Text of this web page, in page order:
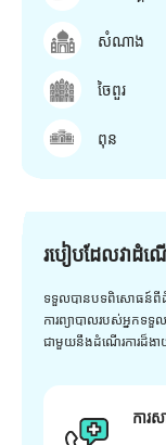
សំណាង
ចៃពួរ
ពុន
របៀបដែលវាដំណ
ទទួលបានបទពិសោធន៍ពីដំណ
ការព្យាបាលរបស់អ្នក
ជាមួយនឹងដំណើរការដ៏ង
ការ